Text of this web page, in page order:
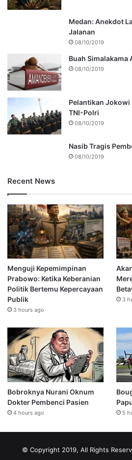
Medan: Anekdot
Jalanan
08/10/2019
Buah Simalakama
08/10/2019
Pelantikan Jokowi
TNI-Polri
08/10/2019
Nasib Tragis
08/10/2019
Recent News
Menguji Kepemimpinan
Prabowo: Ketika Keberanian
Politik Bertemu Kepercayaan
Publik
3 hours ago
3
Bobroknya Nurani Oknum
Dokter Pembenci Pasien
4 hours ago 5
© Copyright 2019, All Rights